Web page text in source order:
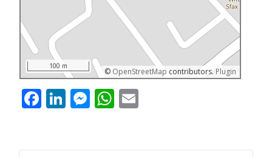
© OpenStreetMap contributors.Plugin
100 m
Facebook
LinkedIn
Messenger
WhatsApp